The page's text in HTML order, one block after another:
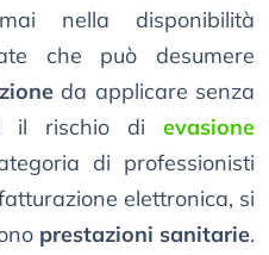
nella disponibilità
che può desumere
da applicare senza
il rischio di evasione
di professionisti
elettronica, si
prestazioni sanitarie.